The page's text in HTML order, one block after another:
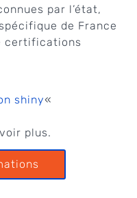
par l’état,
de France
certifications
shiny«
plus.